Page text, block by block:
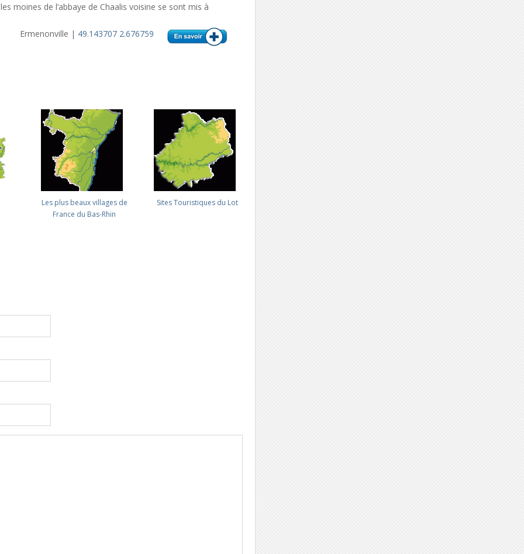
moines de l’abbaye de Chaalis voisine se sont mis à
Ermenonville | 49.143707 2.676759
Les plus beaux villages de
France du Bas-Rhin
Sites Touristiques du Lot